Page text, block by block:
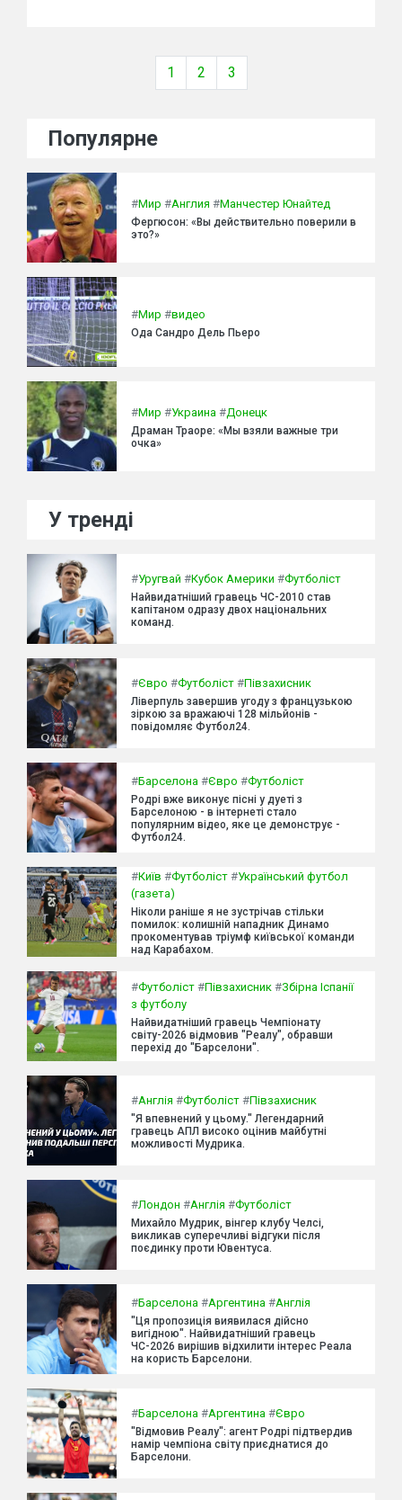
1 2 3
Популярне
#Мир #Англия #Манчестер Юнайтед
Фергюсон: «Вы действительно поверили в
это?»
#Мир #видео
Ода Сандро Дель Пьеро
#Мир #Украина #Донецк
Драман Траоре: «Мы взяли важные три
очка»
У тренді
#Уругвай #Кубок Америки #Футболіст
Найвидатніший гравець ЧС-2010 став
капітаном одразу двох національних
команд.
#Євро #Футболіст #Півзахисник
Ліверпуль завершив угоду з французькою
зіркою за вражаючі 128 мільйонів -
повідомляє Футбол24.
#Барселона #Євро #Футболіст
Родрі вже виконує пісні у дуеті з
Барселоною - в інтернеті стало
популярним відео, яке це демонструє -
Футбол24.
#Київ #Футболіст #Український футбол
(газета)
Ніколи раніше я не зустрічав стільки
помилок: колишній нападник Динамо
прокоментував тріумф київської команди
над Карабахом.
#Футболіст #Півзахисник #Збірна Іспанії
з футболу
Найвидатніший гравець Чемпіонату
світу-2026 відмовив "Реалу", обравши
перехід до "Барселони".
#Англія #Футболіст #Півзахисник
"Я впевнений у цьому." Легендарний
гравець АПЛ високо оцінив майбутні
можливості Мудрика.
#Лондон #Англія #Футболіст
Михайло Мудрик, вінгер клубу Челсі,
викликав суперечливі відгуки після
поєдинку проти Ювентуса.
#Барселона #Аргентина #Англія
"Ця пропозиція виявилася дійсно
вигідною". Найвидатніший гравець
ЧС-2026 вирішив відхилити інтерес Реала
на користь Барселони.
#Барселона #Аргентина #Євро
"Відмовив Реалу": агент Родрі підтвердив
намір чемпіона світу приєднатися до
Барселони.